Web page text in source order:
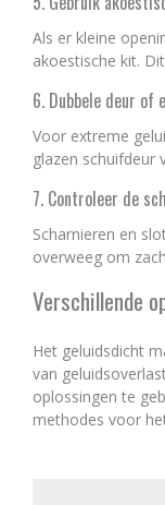
Als er kleine
akoestische kit.
6. Dubbele deur of
Voor extreme
glazen schuifdeur
7. Controleer de
Scharnieren en
overweeg om
Verschillende
Het geluidsdicht
van
oplossingen te
methodes voor